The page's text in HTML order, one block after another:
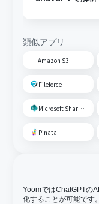
類似アプリ
Amazon S3
Fileforce
Microsoft SharePoint
Pinata
YoomではChatGPTの
化することが可能です